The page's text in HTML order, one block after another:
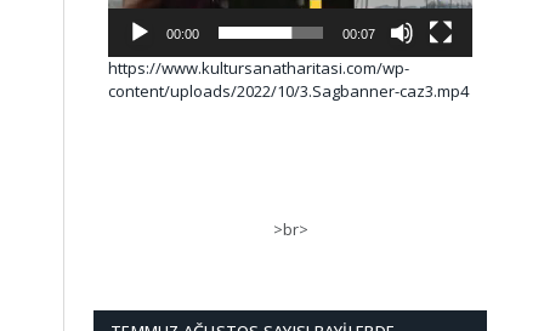
00:00 00:07
https://www.kultursanatharitasi.com/wp-
content/uploads/2022/10/3.Sagbanner-caz3.mp4
>br>